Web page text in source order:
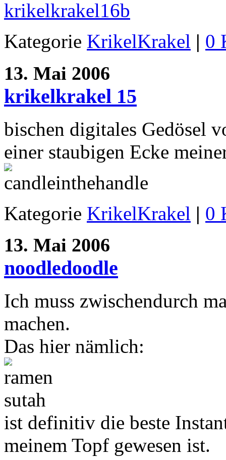
Kategorie KrikelKrakel | 0
13. Mai 2006
krikelkrakel 15
bischen digitales Gedösel
einer staubigen Ecke
Kategorie KrikelKrakel | 0
13. Mai 2006
noodledoodle
Ich muss zwischendurch
machen.
Das hier nämlich:
ist definitiv die beste
meinem Topf gewesen ist.